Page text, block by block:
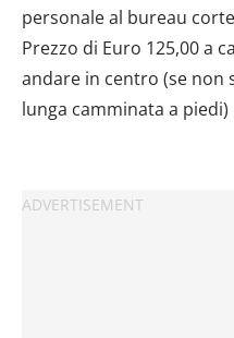
personale al bureau
Prezzo di Euro 125,00 a
andare in centro (se non
lunga camminata a